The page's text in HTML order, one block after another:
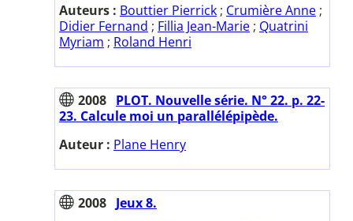
Auteurs : Bouttier Pierrick ; Crumière Anne ;
Didier Fernand ; Fillia Jean-Marie ; Quatrini
Myriam ; Roland Henri
2008 PLOT. Nouvelle série. N° 22. p. 22-
23. Calcule moi un parallélépipède.
Auteur : Plane Henry
2008 Jeux 8.